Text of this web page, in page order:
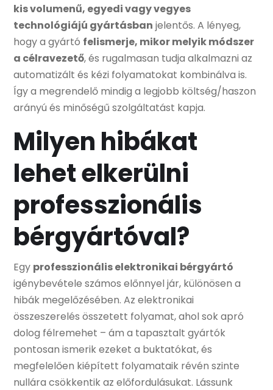
kis volumenű, egyedi vagy vegyes
technológiájú gyártásban jelentős. A lényeg,
hogy a gyártó felismerje, mikor melyik módszer
a célravezető, és rugalmasan tudja alkalmazni az
automatizált és kézi folyamatokat kombinálva is.
Így a megrendelő mindig a legjobb költség/haszon
arányú és minőségű szolgáltatást kapja.
Milyen hibákat
lehet elkerülni
professzionális
bérgyártóval?
Egy professzionális elektronikai bérgyártó
igénybevétele számos előnnyel jár, különösen a
hibák megelőzésében. Az elektronikai
összeszerelés összetett folyamat, ahol sok apró
dolog félremehet – ám a tapasztalt gyártók
pontosan ismerik ezeket a buktatókat, és
megfelelően kiépített folyamataik révén szinte
nullára csökkentik az előfordulásukat. Lássunk